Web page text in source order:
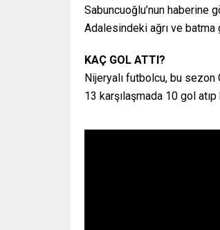
Sabuncuoğlu’nun haberine
Adalesindeki ağrı ve batma
KAÇ GOL ATTI?
Nijeryalı futbolcu, bu sezon
13 karşılaşmada 10 gol